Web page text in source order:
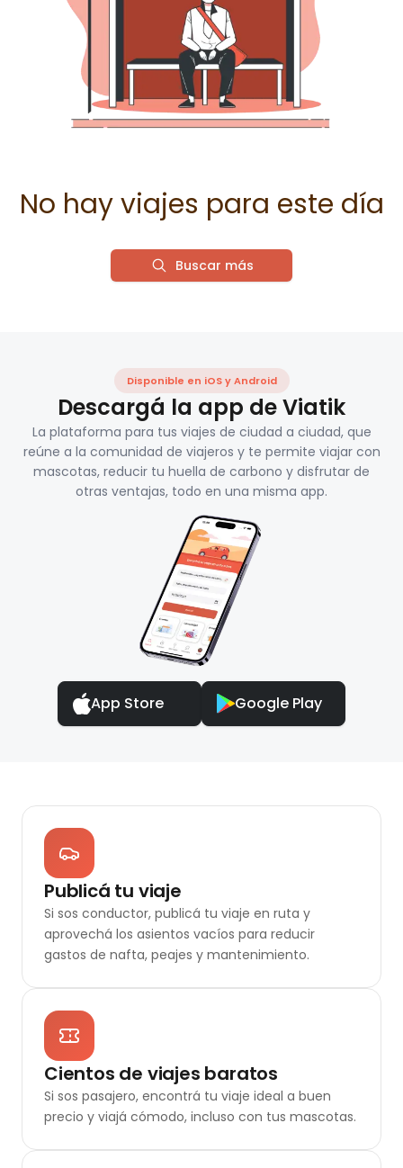
No hay viajes para este día
Buscar más
Disponible en iOS y Android
Descargá la app de Viatik
La plataforma para tus viajes de ciudad a ciudad, que
reúne a la comunidad de viajeros y te permite viajar con
mascotas, reducir tu huella de carbono y disfrutar de
otras ventajas, todo en una misma app.
App Store Google Play
Publicá tu viaje
Si sos conductor, publicá tu viaje en ruta y
aprovechá los asientos vacíos para reducir
gastos de nafta, peajes y mantenimiento.
Cientos de viajes baratos
Si sos pasajero, encontrá tu viaje ideal a buen
precio y viajá cómodo, incluso con tus mascotas.